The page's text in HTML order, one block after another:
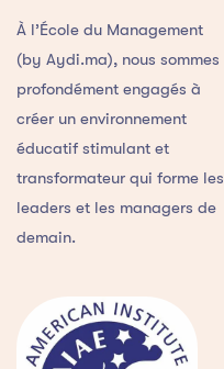
À l’École du Management
(by Aydi.ma), nous sommes
profondément engagés à
créer un environnement
éducatif stimulant et
transformateur qui forme les
leaders et les managers de
demain.